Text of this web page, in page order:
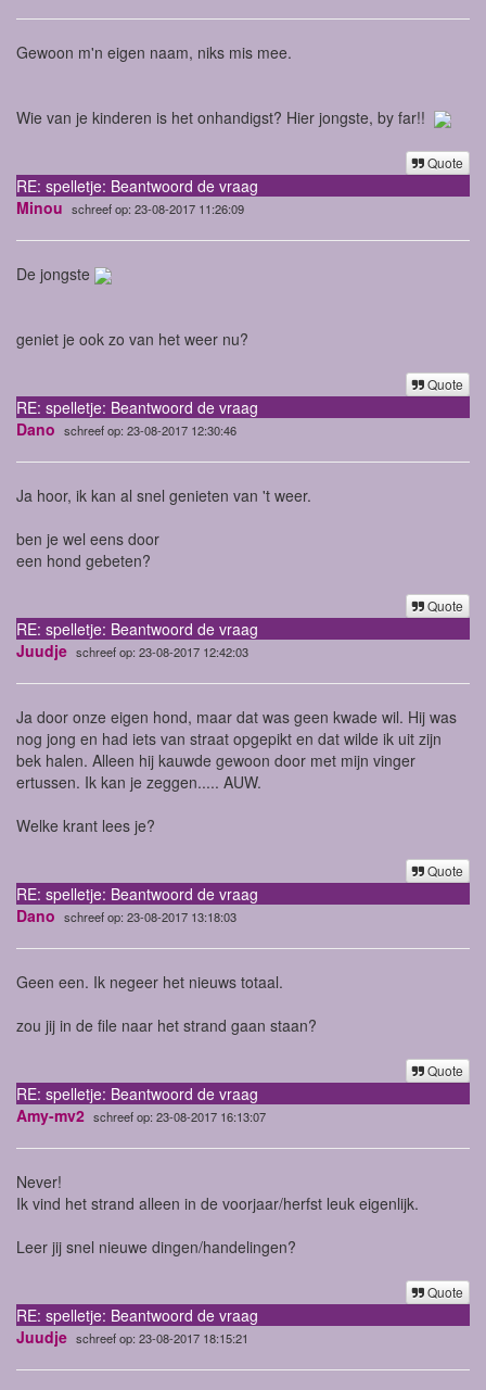
Gewoon m'n eigen naam, niks mis mee.
Wie van je kinderen is het onhandigst? Hier jongste, by far!!
Quote
RE: spelletje: Beantwoord de vraag
Minou schreef op: 23-08-2017 11:26:09
De jongste
geniet je ook zo van het weer nu?
Quote
RE: spelletje: Beantwoord de vraag
Dano schreef op: 23-08-2017 12:30:46
Ja hoor, ik kan al snel genieten van 't weer.
ben je wel eens door
een hond gebeten?
Quote
RE: spelletje: Beantwoord de vraag
Juudje schreef op: 23-08-2017 12:42:03
Ja door onze eigen hond, maar dat was geen kwade wil. Hij was
nog jong en had iets van straat opgepikt en dat wilde ik uit zijn
bek halen. Alleen hij kauwde gewoon door met mijn vinger
ertussen. Ik kan je zeggen..... AUW.
Welke krant lees je?
Quote
RE: spelletje: Beantwoord de vraag
Dano schreef op: 23-08-2017 13:18:03
Geen een. Ik negeer het nieuws totaal.
zou jij in de file naar het strand gaan staan?
Quote
RE: spelletje: Beantwoord de vraag
Amy-mv2 schreef op: 23-08-2017 16:13:07
Never!
Ik vind het strand alleen in de voorjaar/herfst leuk eigenlijk.
Leer jij snel nieuwe dingen/handelingen?
Quote
RE: spelletje: Beantwoord de vraag
Juudje schreef op: 23-08-2017 18:15:21